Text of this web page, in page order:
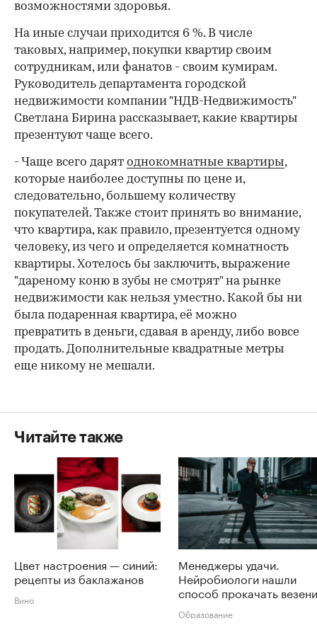
возможностями здоровья.
На иные случаи приходится 6 %. В числе
таковых, например, покупки квартир своим
сотрудникам, или фанатов - своим кумирам.
Руководитель департамента городской
недвижимости компании "НДВ-Недвижимость"
Светлана Бирина рассказывает, какие квартиры
презентуют чаще всего.
- Чаще всего дарят однокомнатные квартиры,
которые наиболее доступны по цене и,
следовательно, большему количеству
покупателей. Также стоит принять во внимание,
что квартира, как правило, презентуется одному
человеку, из чего и определяется комнатность
квартиры. Хотелось бы заключить, выражение
"дареному коню в зубы не смотрят" на рынке
недвижимости как нельзя уместно. Какой бы ни
была подаренная квартира, её можно
превратить в деньги, сдавая в аренду, либо вовсе
продать. Дополнительные квадратные метры
еще никому не мешали.
Читайте также
Цвет настроения — синий:
рецепты из баклажанов
Вино
Менеджеры удачи.
Нейробиологи нашли
способ прокачать
Образование